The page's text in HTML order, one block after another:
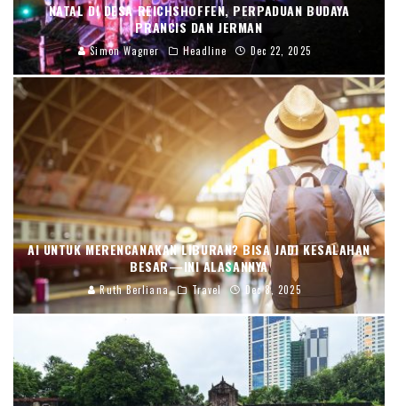
NATAL DI DESA REICHSHOFFEN, PERPADUAN BUDAYA
PRANCIS DAN JERMAN
Simon Wagner Headline Dec 22, 2025
AI UNTUK MERENCANAKAN LIBURAN? BISA JADI KESALAHAN
BESAR—INI ALASANNYA
Ruth Berliana Travel Dec 8, 2025